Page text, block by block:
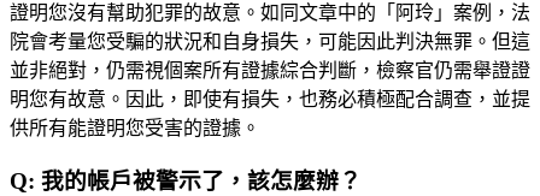
證明您沒有幫助犯罪的故意。如同文章中的「阿玲」案例，法
院會考量您受騙的狀況和自身損失，可能因此判決無罪。但這
並非絕對，仍需視個案所有證據綜合判斷，檢察官仍需舉證證
明您有故意。因此，即使有損失，也務必積極配合調查，並提
供所有能證明您受害的證據。
Q: 我的帳戶被警示了，該怎麼辦？